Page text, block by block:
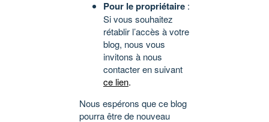
Pour le propriétaire :
Si vous souhaitez
rétablir l’accès à votre
blog, nous vous
invitons à nous
contacter en suivant
ce lien.
Nous espérons que ce blog
pourra être de nouveau